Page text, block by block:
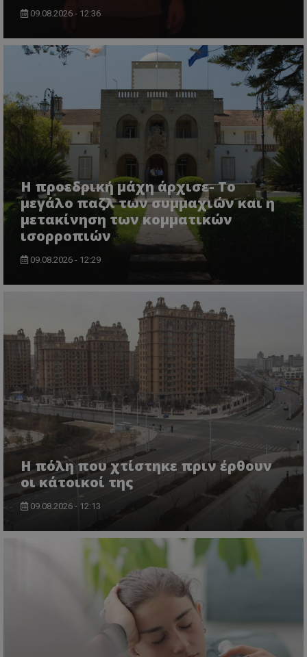
09.08.2026 - 12:36
Η προεδρική μάχη άρχισε- Το
μεγάλο παζλ των συμμαχιών και η
μετακίνηση των κομματικών
ισορροπιών
09.08.2026 - 12:29
Η πόλη που χτίστηκε πριν έρθουν
οι κάτοικοί της
09.08.2026 - 12:13